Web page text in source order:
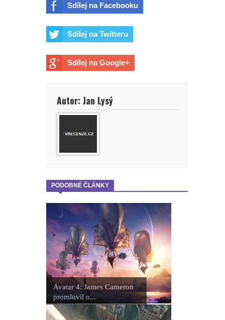
Sdílej na Facebooku
Sdílej na Twitteru
Sdílej na Google+
Autor: Jan Lysý
PODOBNÉ ČLÁNKY
Avatar 4: James Cameron
promluvil o...